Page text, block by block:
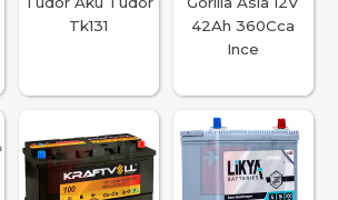
Tk131
42Ah 360Cca
Ince